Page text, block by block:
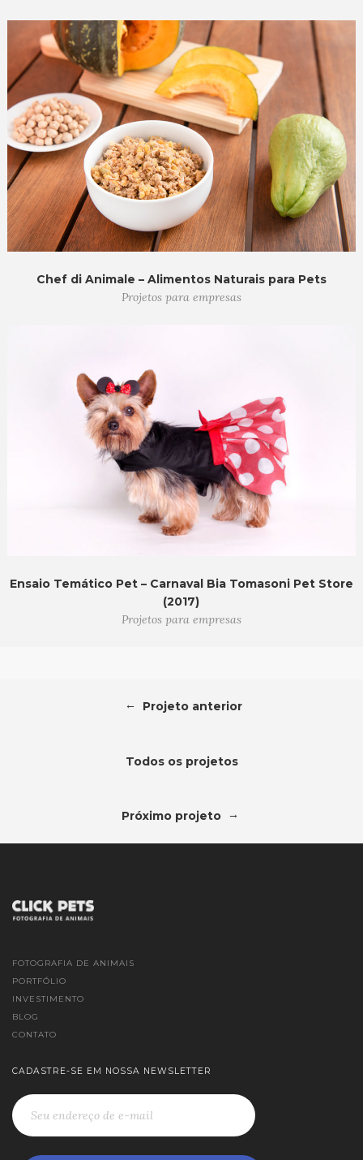
Chef di Animale – Alimentos Naturais para Pets
Projetos para empresas
Ensaio Temático Pet – Carnaval Bia Tomasoni Pet Store
(2017)
Projetos para empresas
← Projeto anterior
Todos os projetos
Próximo projeto →
FOTOGRAFIA DE ANIMAIS
PORTFÓLIO
INVESTIMENTO
BLOG
CONTATO
CADASTRE-SE EM NOSSA NEWSLETTER